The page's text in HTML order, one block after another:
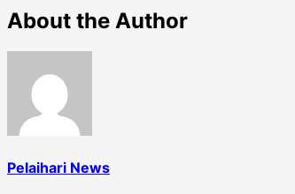
About the Author
Pelaihari News